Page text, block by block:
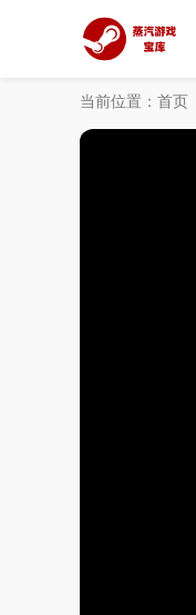
当前位置： 首页
50%